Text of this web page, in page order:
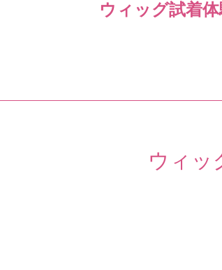
ウィッグ試着
ウィッ